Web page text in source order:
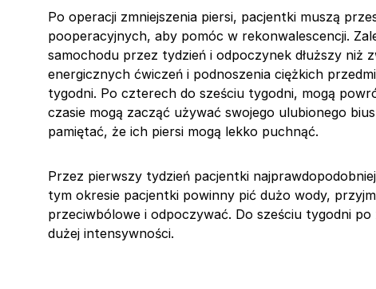
Po operacji zmniejszenia piersi, pacjentki muszą
pooperacyjnych, aby pomóc w rekonwalescencji.
samochodu przez tydzień i odpoczynek dłuższy niż
energicznych ćwiczeń i podnoszenia ciężkich
tygodni. Po czterech do sześciu tygodni, mogą
czasie mogą zacząć używać swojego ulubionego
pamiętać, że ich piersi mogą lekko puchnąć.
Przez pierwszy tydzień pacjentki
tym okresie pacjentki powinny pić dużo wody,
przeciwbólowe i odpoczywać. Do sześciu tygodni
dużej intensywności.